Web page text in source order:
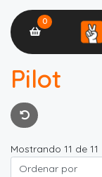
0
Pilot
Mostrando 11 de 11